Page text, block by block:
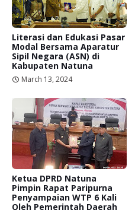
Literasi dan Edukasi Pasar
Modal Bersama Aparatur
Sipil Negara (ASN) di
Kabupaten Natuna
March 13, 2024
Ketua DPRD Natuna
Pimpin Rapat Paripurna
Penyampaian WTP 6 Kali
Oleh Pemerintah Daerah